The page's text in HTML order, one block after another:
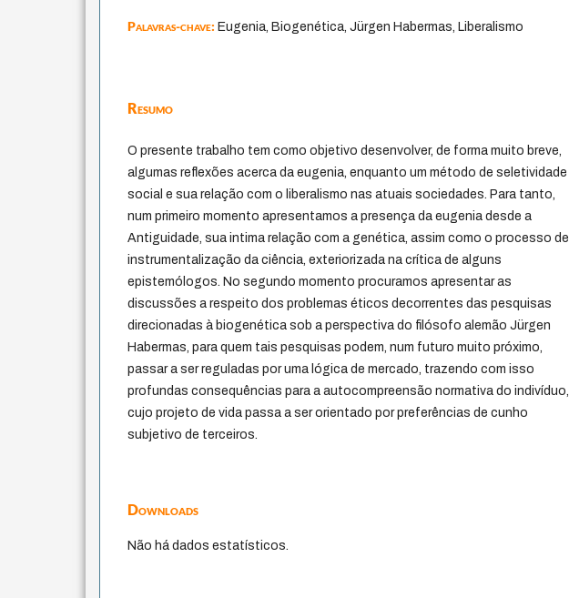
Palavras-chave:Eugenia, Biogenética, Jürgen Habermas, Liberalismo
Resumo
O presente trabalho tem como objetivo desenvolver, de forma muito breve,
algumas reflexões acerca da eugenia, enquanto um método de seletividade
social e sua relação com o liberalismo nas atuais sociedades. Para tanto,
num primeiro momento apresentamos a presença da eugenia desde a
Antiguidade, sua intima relação com a genética, assim como o processo de
instrumentalização da ciência, exteriorizada na crítica de alguns
epistemólogos. No segundo momento procuramos apresentar as
discussões a respeito dos problemas éticos decorrentes das pesquisas
direcionadas à biogenética sob a perspectiva do filósofo alemão Jürgen
Habermas, para quem tais pesquisas podem, num futuro muito próximo,
passar a ser reguladas por uma lógica de mercado, trazendo com isso
profundas consequências para a autocompreensão normativa do indivíduo,
cujo projeto de vida passa a ser orientado por preferências de cunho
subjetivo de terceiros.
Downloads
Não há dados estatísticos.